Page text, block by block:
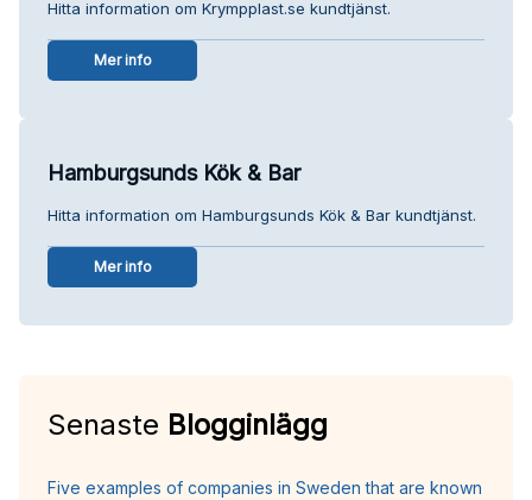
Hitta information om Krympplast.se kundtjänst.
Mer info
Hamburgsunds Kök & Bar
Hitta information om Hamburgsunds Kök & Bar kundtjänst.
Mer info
Senaste Blogginlägg
Five examples of companies in Sweden that are known